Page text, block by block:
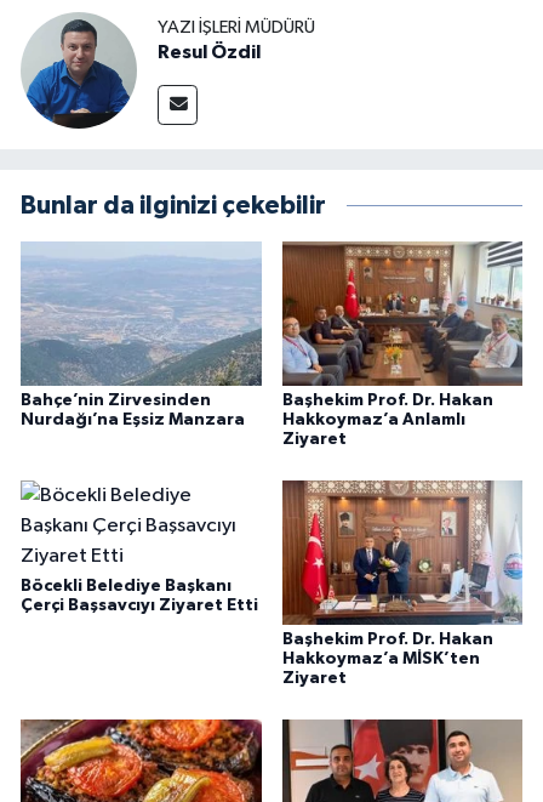
YAZI İŞLERI MÜDÜRÜ
Resul Özdil
Bunlar da ilginizi çekebilir
Bahçe’nin Zirvesinden
Nurdağı’na Eşsiz Manzara
Başhekim Prof. Dr. Hakan
Hakkoymaz’a Anlamlı
Ziyaret
Böcekli Belediye Başkanı
Çerçi Başsavcıyı Ziyaret Etti
Başhekim Prof. Dr. Hakan
Hakkoymaz’a MİSK’ten
Ziyaret